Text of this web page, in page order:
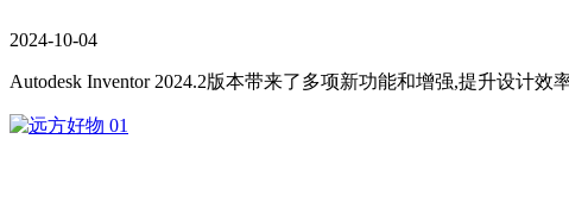
2024-10-04
Autodesk Inventor 2024.2版本带来了多项新功能和增强,提升设计效